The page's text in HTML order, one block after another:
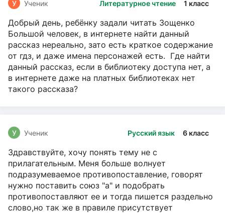
Литературное чтение 1 класс
У Ученик
Добрый день, ребёнку задали читать Зощенко
Большой человек, в интернете найти данный
рассказ нереально, зато есть краткое содержание
от гдз, и даже имена персонажей есть. Где найти
данный рассказ, если в библиотеку доступа нет, а
в интернете даже на платных библиотеках нет
такого рассказа?
Русский язык 6 класс
У Ученик
Здравствуйте, хочу понять тему не с
прилагательным. Меня больше волнует
подразумеваемое противопоставление, говорят
нужно поставить союз "а" и подобрать
противопоставляют ее и тогда пишется раздельно
слово,но так же в правиле присутствует